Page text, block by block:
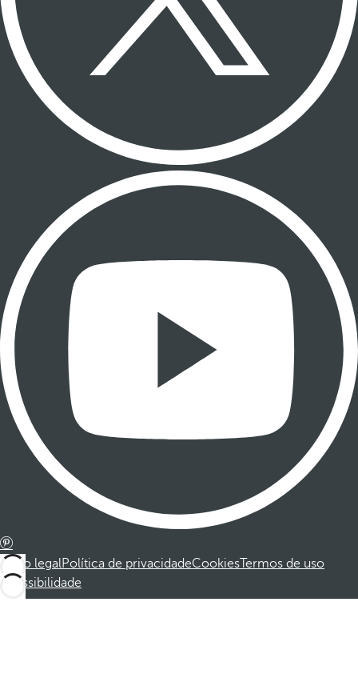
Aviso legalPolítica de privacidadeCookiesTermos de uso
Acessibilidade